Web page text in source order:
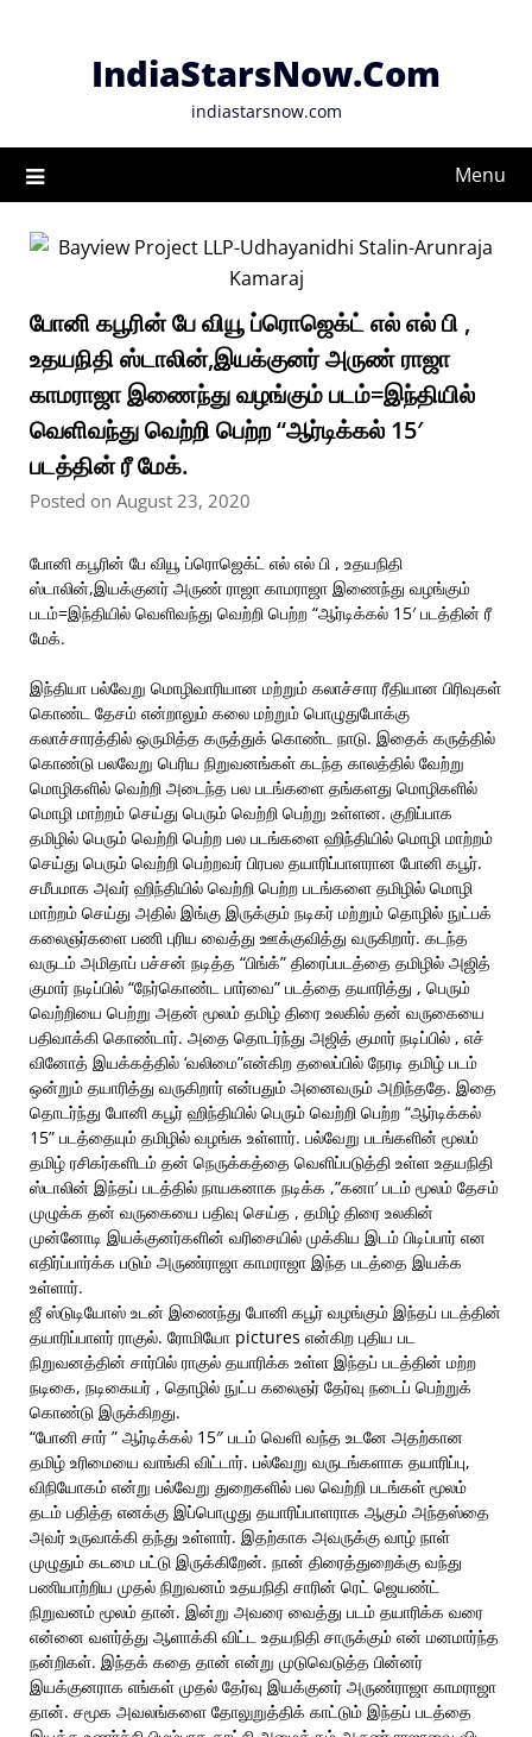
IndiaStarsNow.Com
indiastarsnow.com
Menu
போனி கபூரின் பே வியூ ப்ரொஜெக்ட் எல் எல் பி ,
உதயநிதி ஸ்டாலின்,இயக்குனர் அருண் ராஜா
காமராஜா இணைந்து வழங்கும் படம்=இந்தியில்
வெளிவந்து வெற்றி பெற்ற “ஆர்டிக்கல் 15′
படத்தின் ரீ மேக்.
Posted on August 23, 2020
போனி கபூரின் பே வியூ ப்ரொஜெக்ட் எல் எல் பி , உதயநிதி
ஸ்டாலின்,இயக்குனர் அருண் ராஜா காமராஜா இணைந்து வழங்கும்
படம்=இந்தியில் வெளிவந்து வெற்றி பெற்ற “ஆர்டிக்கல் 15′ படத்தின் ரீ
மேக்.
இந்தியா பல்வேறு மொழிவாரியான மற்றும் கலாச்சார ரீதியான பிரிவுகள்
கொண்ட தேசம் என்றாலும் கலை மற்றும் பொழுதுபோக்கு
கலாச்சாரத்தில் ஒருமித்த கருத்துக் கொண்ட நாடு. இதைக் கருத்தில்
கொண்டு பலவேறு பெரிய நிறுவனங்கள் கடந்த காலத்தில் வேற்று
மொழிகளில் வெற்றி அடைந்த பல படங்களை தங்களது மொழிகளில்
மொழி மாற்றம் செய்து பெரும் வெற்றி பெற்று உள்ளன. குறிப்பாக
தமிழில் பெரும் வெற்றி பெற்ற பல படங்களை ஹிந்தியில் மொழி மாற்றம்
செய்து பெரும் வெற்றி பெற்றவர் பிரபல தயாரிப்பாளரான போனி கபூர்.
சமீபமாக அவர் ஹிந்தியில் வெற்றி பெற்ற படங்களை தமிழில் மொழி
மாற்றம் செய்து அதில் இங்கு இருக்கும் நடிகர் மற்றும் தொழில் நுட்பக்
கலைஞர்களை பணி புரிய வைத்து ஊக்குவித்து வருகிறார். கடந்த
வருடம் அமிதாப் பச்சன் நடித்த “பிங்க்” திரைப்படத்தை தமிழில் அஜித்
குமார் நடிப்பில் “நேர்கொண்ட பார்வை” படத்தை தயாரித்து , பெரும்
வெற்றியை பெற்று அதன் மூலம் தமிழ் திரை உலகில் தன் வருகையை
பதிவாக்கி கொண்டார். அதை தொடர்ந்து அஜித் குமார் நடிப்பில் , எச்
வினோத் இயக்கத்தில் ‘வலிமை”என்கிற தலைப்பில் நேரடி தமிழ் படம்
ஒன்றும் தயாரித்து வருகிறார் என்பதும் அனைவரும் அறிந்ததே. இதை
தொடர்ந்து போனி கபூர் ஹிந்தியில் பெரும் வெற்றி பெற்ற “ஆர்டிக்கல்
15” படத்தையும் தமிழில் வழங்க உள்ளார். பல்வேறு படங்களின் மூலம்
தமிழ் ரசிகர்களிடம் தன் நெருக்கத்தை வெளிப்படுத்தி உள்ள உதயநிதி
ஸ்டாலின் இந்தப் படத்தில் நாயகனாக நடிக்க ,”கனா’ படம் மூலம் தேசம்
முழுக்க தன் வருகையை பதிவு செய்த , தமிழ் திரை உலகின்
முன்னோடி இயக்குனர்களின் வரிசையில் முக்கிய இடம் பிடிப்பார் என
எதிர்ப்பார்க்க படும் அருண்ராஜா காமராஜா இந்த படத்தை இயக்க
உள்ளார்.
ஜீ ஸ்டுடியோஸ் உடன் இணைந்து போனி கபூர் வழங்கும் இந்தப் படத்தின்
தயாரிப்பாளர் ராகுல். ரோமியோ pictures என்கிற புதிய பட
நிறுவனத்தின் சார்பில் ராகுல் தயாரிக்க உள்ள இந்தப் படத்தின் மற்ற
நடிகை, நடிகையர் , தொழில் நுட்ப கலைஞர் தேர்வு நடைப் பெற்றுக்
கொண்டு இருக்கிறது.
“போனி சார் ” ஆர்டிக்கல் 15″ படம் வெளி வந்த உடனே அதற்கான
தமிழ் உரிமையை வாங்கி விட்டார். பல்வேறு வருடங்களாக தயாரிப்பு,
விநியோகம் என்று பல்வேறு துறைகளில் பல வெற்றி படங்கள் மூலம்
தடம் பதித்த எனக்கு இப்பொழுது தயாரிப்பாளராக ஆகும் அந்தஸ்தை
அவர் உருவாக்கி தந்து உள்ளார். இதற்காக அவருக்கு வாழ் நாள்
முழுதும் கடமை பட்டு இருக்கிறேன். நான் திரைத்துறைக்கு வந்து
பணியாற்றிய முதல் நிறுவனம் உதயநிதி சாரின் ரெட் ஜெயண்ட்
நிறுவனம் மூலம் தான். இன்று அவரை வைத்து படம் தயாரிக்க வரை
என்னை வளர்த்து ஆளாக்கி விட்ட உதயநிதி சாருக்கும் என் மனமார்ந்த
நன்றிகள். இந்தக் கதை தான் என்று முடுவெடுத்த பின்னர்
இயக்குனராக எங்கள் முதல் தேர்வு இயக்குனர் அருண்ராஜா காமராஜா
தான். சமூக அவலங்களை தோலுறுத்திக் காட்டும் இந்தப் படத்தை